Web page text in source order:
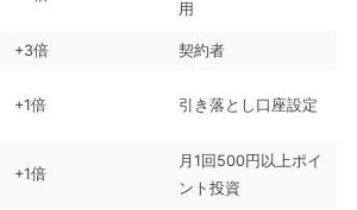
用
+3倍 契約者
+1倍 引き落とし口座設定
+1倍
月1回500円以上ポイ
ント投資